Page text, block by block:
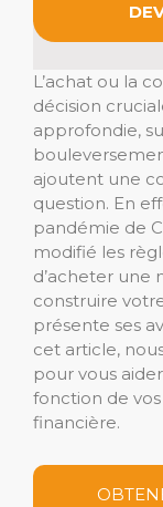
L’achat ou la
décision
approfondie,
ajoutent une
question. En
pandémie de
modifié les
d’acheter une
construire
présente ses
cet article,
pour vous
fonction de
financière.